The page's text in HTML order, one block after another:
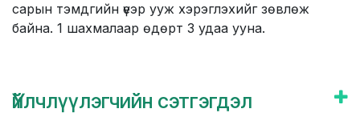
сарын тэмдгийн үеэр ууж хэрэглэхийг зөвлөж
байна. 1 шахмалаар өдөрт 3 удаа ууна.
Үйлчлүүлэгчийн сэтгэгдэл